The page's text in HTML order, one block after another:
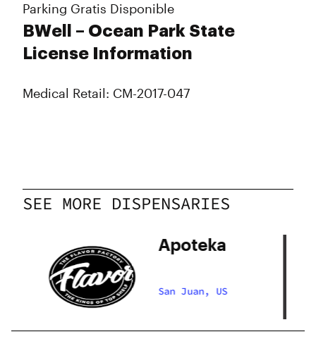
Parking Gratis Disponible
BWell – Ocean Park State
License Information
Medical Retail: CM-2017-047
SEE MORE DISPENSARIES
Apoteka
San Juan, US